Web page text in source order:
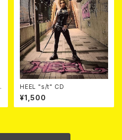
HEEL "s/t" CD
¥1,500